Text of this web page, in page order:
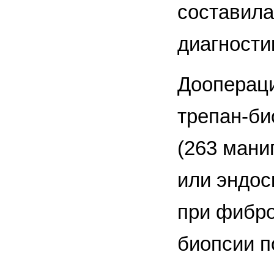
трепан-
(263
или
при
биопсии